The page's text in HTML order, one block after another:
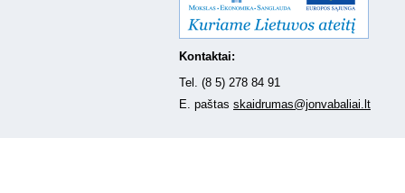
Kontaktai:
Tel. (8 5) 278 84 91
E. paštas skaidrumas@jonvabaliai.lt